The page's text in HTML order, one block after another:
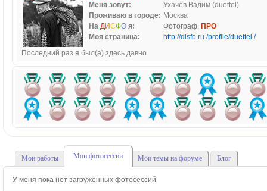
Меня зовут:
Ухачёв Вадим (duettel)
Проживаю в городе: Москва
На ДИСФО я: Фотограф, ПРО
Моя страница:
http://disfo.ru /profile/duettel /
Последний раз я был(а) здесь давно
Мои работы Мои фотосессии Мои темы на форуме Блог
У меня пока нет загруженных фотосессий